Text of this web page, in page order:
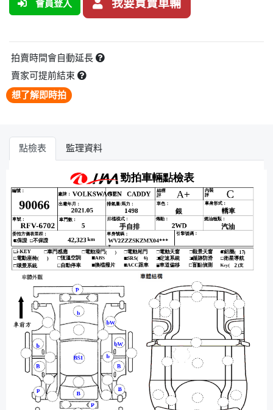
會員登入 我要買賣車輛
拍賣時間會自動延長
賣家可提前結束
想了解即時拍
點檢表 監理資料